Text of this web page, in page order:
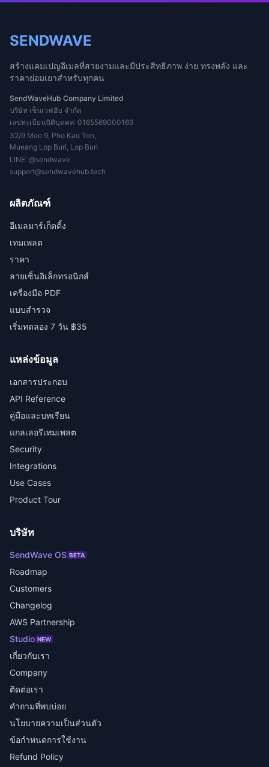
SENDWAVE
สร้างแคมเปญอีเมลที่สวยงามและมีประสิทธิภาพ ง่าย ทรงพลัง และ
ราคาย่อมเยาสำหรับทุกคน
SendWaveHub Company Limited
บริษัท เซ็นเวฟฮับ จำกัด
เลขทะเบียนนิติบุคคล: 0165569000169
32/9 Moo 9, Pho Kao Ton,
Mueang Lop Buri, Lop Buri
LINE: @sendwave
support@sendwavehub.tech
ผลิตภัณฑ์
อีเมลมาร์เก็ตติ้ง
เทมเพลต
ราคา
ลายเซ็นอิเล็กทรอนิกส์
เครื่องมือ PDF
แบบสำรวจ
เริ่มทดลอง 7 วัน ฿35
แหล่งข้อมูล
เอกสารประกอบ
API Reference
คู่มือและบทเรียน
แกลเลอรีเทมเพลต
Security
Integrations
Use Cases
Product Tour
บริษัท
SendWave OS BETA
Roadmap
Customers
Changelog
AWS Partnership
Studio NEW
เกี่ยวกับเรา
Company
ติดต่อเรา
คำถามที่พบบ่อย
นโยบายความเป็นส่วนตัว
ข้อกำหนดการใช้งาน
Refund Policy